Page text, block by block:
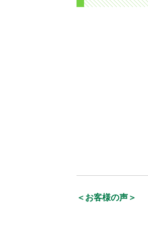
＜お客様の声＞